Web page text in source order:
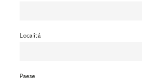
Localitá
Paese